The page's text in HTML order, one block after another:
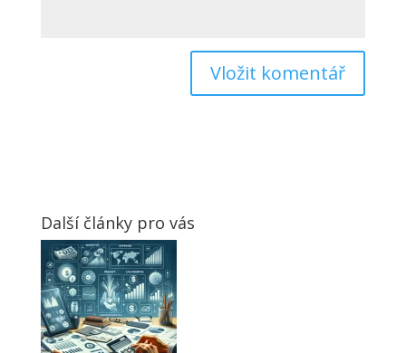
Další články pro vás